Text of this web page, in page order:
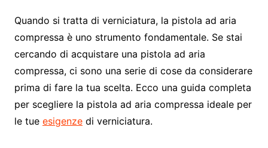
Quando si tratta di verniciatura, la pistola ad aria
compressa è uno strumento fondamentale. Se stai
cercando di acquistare una pistola ad aria
compressa, ci sono una serie di cose da considerare
prima di fare la tua scelta. Ecco una guida completa
per scegliere la pistola ad aria compressa ideale per
le tue esigenzedi verniciatura.